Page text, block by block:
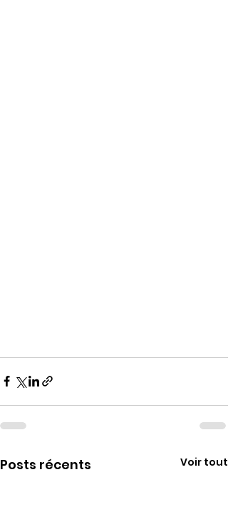
Posts récents Voir tout